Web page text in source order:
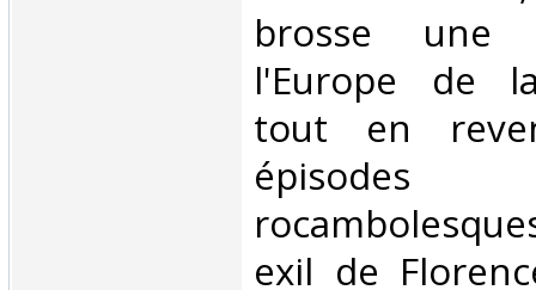
brosse une
l'Europe de
tout en
exil de